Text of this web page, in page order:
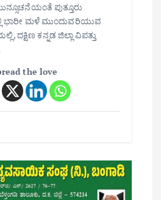
ಪುತ್ತೂರು
ಭಾರೀ ಮಳೆ ಮುಂದುವರಿಯುವ
ದಕ್ಷಿಣ ಕನ್ನಡ ಜಿಲ್ಲಾ ವಿಪತ್ತು
the love